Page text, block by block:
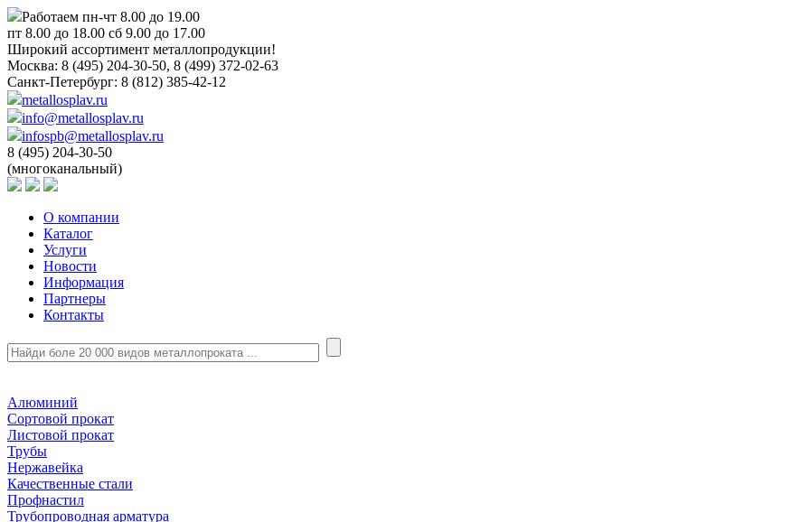
Работаем пн-чт 8.00 до 19.00
пт 8.00 до 18.00 сб 9.00 до 17.00
Широкий ассортимент металлопродукции!
Москва: 8 (495) 204-30-50, 8 (499) 372-02-63
Санкт-Петербург: 8 (812) 385-42-12
metallosplav.ru
info@metallosplav.ru
infospb@metallosplav.ru
8 (495) 204-30-50
(многоканальный)
О компании
Каталог
Услуги
Новости
Информация
Партнеры
Контакты
Алюминий
Сортовой прокат
Листовой прокат
Трубы
Нержавейка
Качественные стали
Профнастил
Трубопроводная арматура